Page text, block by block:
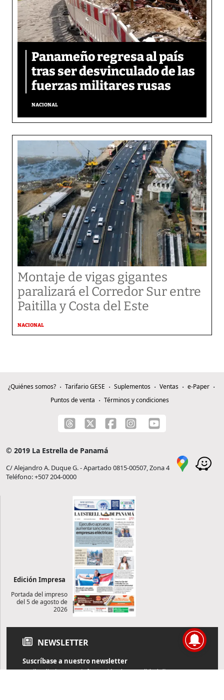
Panameño regresa al país
tras ser desvinculado de las
fuerzas militares rusas
NACIONAL
Montaje de vigas gigantes
paralizará el Corredor Sur entre
Paitilla y Costa del Este
NACIONAL
¿Quiénes somos? Tarifario GESE Suplementos Ventas
e-Paper
Puntos de venta
Términos y condiciones
© 2019 La Estrella de Panamá
C/ Alejandro A. Duque G. - Apartado 0815-00507, Zona 4
Teléfono: +507 204-0000
Edición Impresa
Portada del impreso
del 5 de agosto de
2026
NEWSLETTER
Suscríbase a nuestro newsletter
Reciba diariamente información de actualidad directamente en